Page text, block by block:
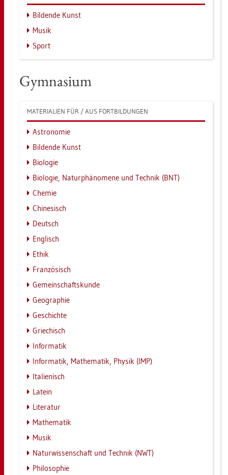
Bil­den­de Kunst
Musik
Sport
Gym­na­si­um
MA­TE­RIA­LI­EN FÜR / AUS FORT­BIL­DUN­GEN
As­tro­no­mie
Bil­den­de Kunst
Bio­lo­gie
Bio­lo­gie, Na­tur­phä­no­me­ne und Tech­nik (BNT)
Che­mie
Chi­ne­sisch
Deutsch
Eng­lisch
Ethik
Fran­zö­sisch
Ge­mein­schafts­kun­de
Geo­gra­phie
Ge­schich­te
Grie­chisch
In­for­ma­tik
In­for­ma­tik, Ma­the­ma­tik, Phy­sik (IMP)
Ita­lie­nisch
La­tein
Li­te­ra­tur
Ma­the­ma­tik
Musik
Na­tur­wis­sen­schaft und Tech­nik (NWT)
Phi­lo­so­phie